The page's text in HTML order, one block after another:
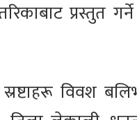
प्रस्तुत
स्रष्टाहरू विवश